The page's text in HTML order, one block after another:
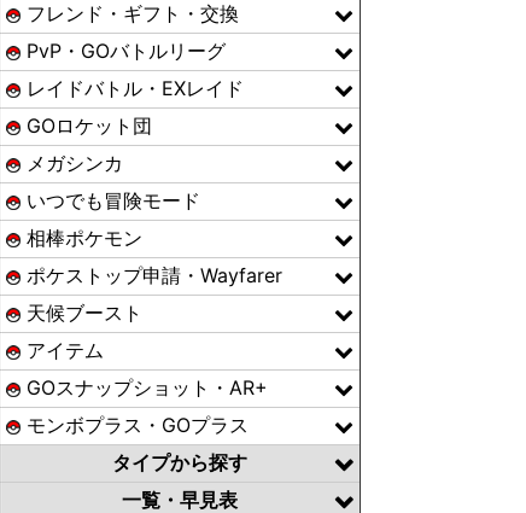
フレンド・ギフト・交換
PvP・GOバトルリーグ
レイドバトル・EXレイド
GOロケット団
メガシンカ
いつでも冒険モード
相棒ポケモン
ポケストップ申請・Wayfarer
天候ブースト
アイテム
GOスナップショット・AR+
モンボプラス・GOプラス
タイプから探す
一覧・早見表